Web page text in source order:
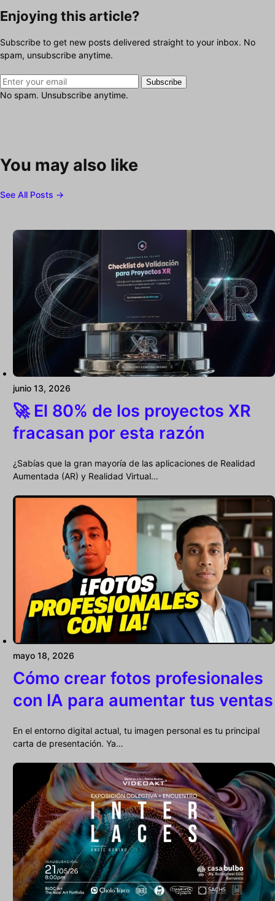
Enjoying this article?
Subscribe to get new posts delivered straight to your inbox. No
spam, unsubscribe anytime.
Subscribe
No spam. Unsubscribe anytime.
You may also like
See All Posts →
junio 13, 2026
🚀 El 80% de los proyectos XR
fracasan por esta razón
¿Sabías que la gran mayoría de las aplicaciones de Realidad
Aumentada (AR) y Realidad Virtual…
mayo 18, 2026
Cómo crear fotos profesionales
con IA para aumentar tus ventas
En el entorno digital actual, tu imagen personal es tu principal
carta de presentación. Ya…